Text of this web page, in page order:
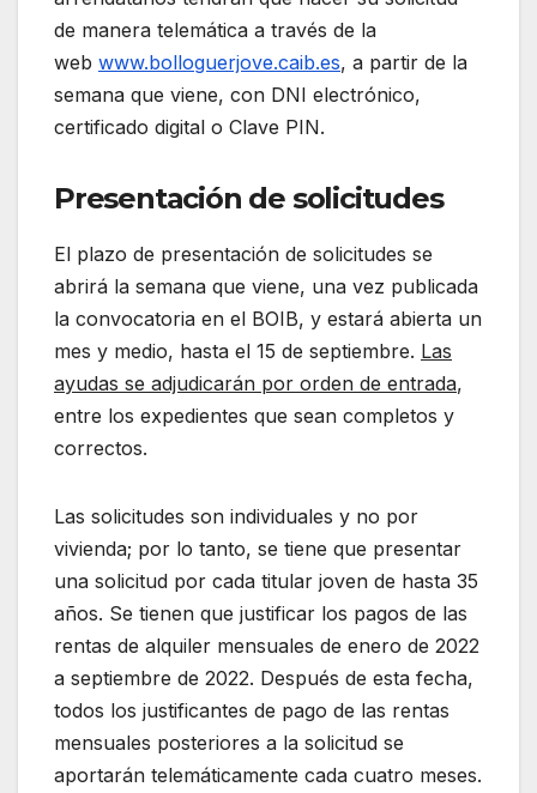
de manera telemática a través de la
web www.bolloguerjove.caib.es, a partir de la
semana que viene, con DNI electrónico,
certificado digital o Clave PIN.
Presentación de solicitudes
El plazo de presentación de solicitudes se
abrirá la semana que viene, una vez publicada
la convocatoria en el BOIB, y estará abierta un
mes y medio, hasta el 15 de septiembre. Las
ayudas se adjudicarán por orden de entrada,
entre los expedientes que sean completos y
correctos.
Las solicitudes son individuales y no por
vivienda; por lo tanto, se tiene que presentar
una solicitud por cada titular joven de hasta 35
años. Se tienen que justificar los pagos de las
rentas de alquiler mensuales de enero de 2022
a septiembre de 2022. Después de esta fecha,
todos los justificantes de pago de las rentas
mensuales posteriores a la solicitud se
aportarán telemáticamente cada cuatro meses.